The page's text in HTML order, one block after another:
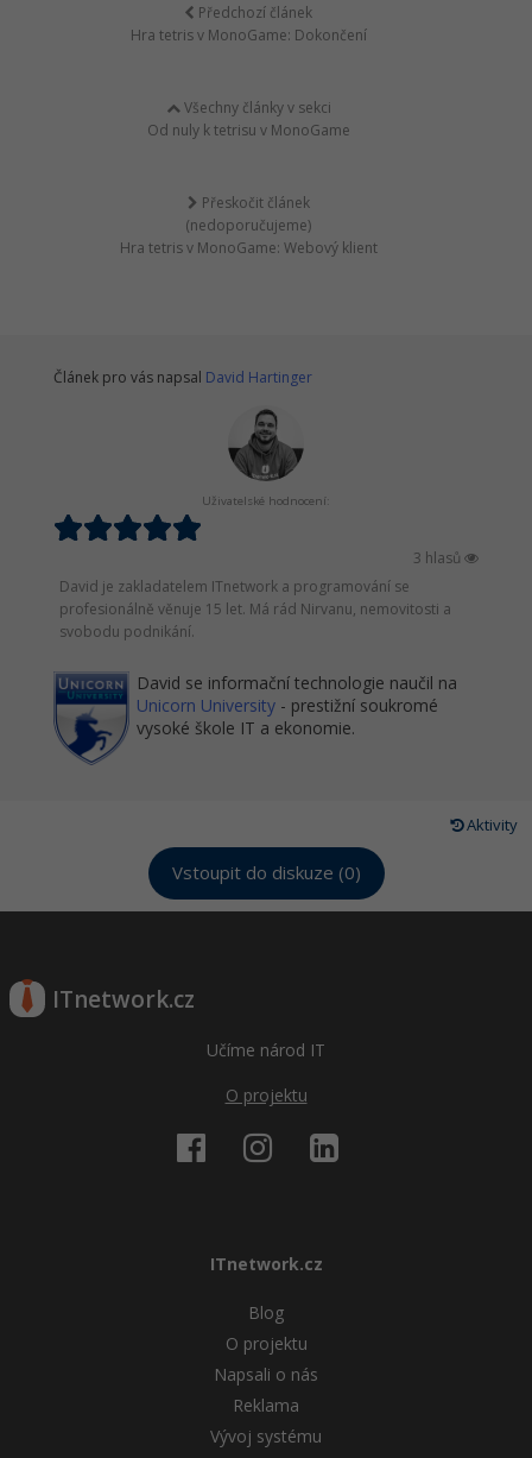
Předchozí článek
Hra tetris v MonoGame: Dokončení
Všechny články v sekci
Od nuly k tetrisu v MonoGame
Přeskočit článek
(nedoporučujeme)
Hra tetris v MonoGame: Webový klient
Článek pro vás napsal David Hartinger
Uživatelské hodnocení:
3 hlasů
David je zakladatelem ITnetwork a programování se
profesionálně věnuje 15 let. Má rád Nirvanu, nemovitosti a
svobodu podnikání.
David se informační technologie naučil na
Unicorn University - prestižní soukromé
vysoké škole IT a ekonomie.
Aktivity
Vstoupit do diskuze (0)
ITnetwork.cz
Učíme národ IT
O projektu
ITnetwork.cz
Blog
O projektu
Napsali o nás
Reklama
Vývoj systému